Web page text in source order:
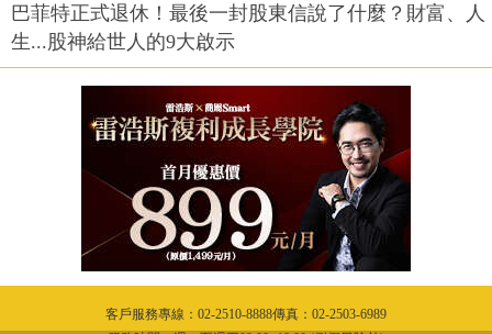
巴菲特正式退休！最後一封股東信說了什麼？財富、人
生...股神給世人的9大啟示
客戶服務專線：02-2510-8888傳真：02-2503-6989